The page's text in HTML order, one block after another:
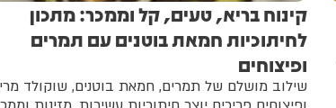
קינוח בריא, טעים, קל וממכר: מתכון
לחיתוכיות חמאת בוטנים עם תמרים
ופיצוחים
שילוב מושלם של תמרים, חמאת בוטנים, שוקולד